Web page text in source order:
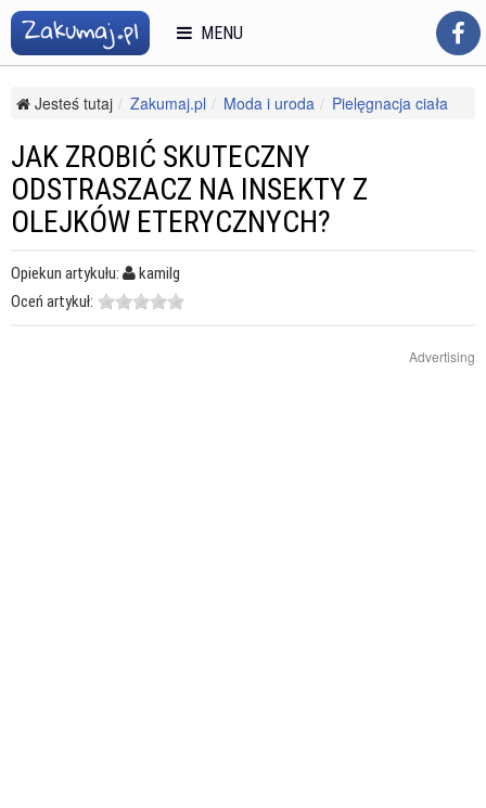
Jesteś tutaj Zakumaj.pl Moda i uroda
Pielęgnacja ciała
Jak zrobić skuteczny odstraszacz na insekty z olejków
eterycznych?
JAK ZROBIĆ SKUTECZNY
ODSTRASZACZ NA INSEKTY Z
OLEJKÓW ETERYCZNYCH?
Opiekun artykułu:
kamilg
Oceń artykuł:
Advertising
MENU